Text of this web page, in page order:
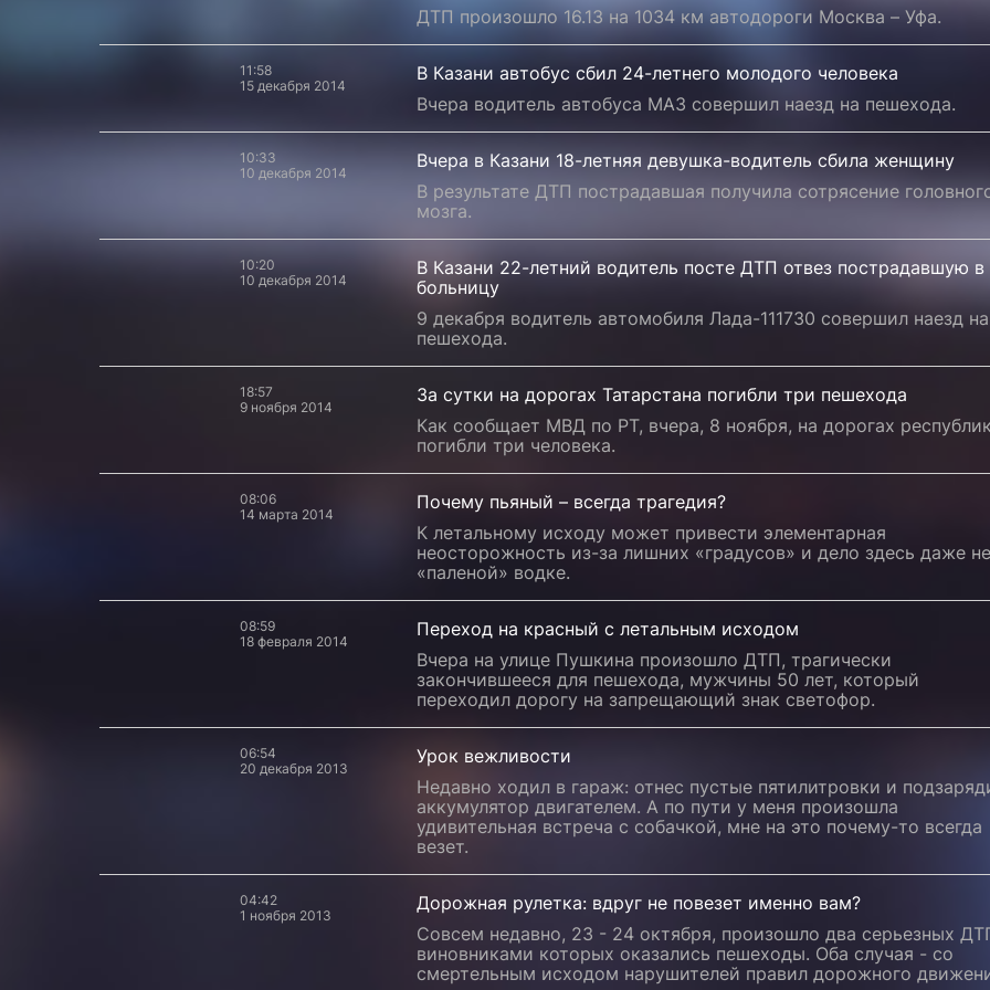
ДТП произошло 16.13 на 1034 км автодороги Москва – Уфа.
11:58
15 декабря 2014
В Казани автобус сбил 24-летнего молодого человека
Вчера водитель автобуса МАЗ совершил наезд на пешехода.
10:33
10 декабря 2014
Вчера в Казани 18-летняя девушка-водитель сбила женщину
В результате ДТП пострадавшая получила сотрясение
мозга.
10:20
10 декабря 2014
В Казани 22-летний водитель посте ДТП отвез пострадавшую в
больницу
9 декабря водитель автомобиля Лада-111730 совершил наезд на
пешехода.
18:57
9 ноября 2014
За сутки на дорогах Татарстана погибли три пешехода
Как сообщает МВД по РТ, вчера, 8 ноября, на дорогах
погибли три человека.
08:06
14 марта 2014
Почему пьяный – всегда трагедия?
К летальному исходу может привести элементарная
неосторожность из-за лишних «градусов» и дело здесь даже
«паленой» водке.
08:59
18 февраля 2014
Переход на красный с летальным исходом
Вчера на улице Пушкина произошло ДТП, трагически
закончившееся для пешехода, мужчины 50 лет, который
переходил дорогу на запрещающий знак светофор.
06:54
20 декабря 2013
Урок вежливости
Недавно ходил в гараж: отнес пустые пятилитровки и
аккумулятор двигателем. А по пути у меня произошла
удивительная встреча с собачкой, мне на это почему-то всегда
везет.
04:42
1 ноября 2013
Дорожная рулетка: вдруг не повезет именно вам?
Совсем недавно, 23 - 24 октября, произошло два серьезных
виновниками которых оказались пешеходы. Оба случая - со
смертельным исходом нарушителей правил дорожного